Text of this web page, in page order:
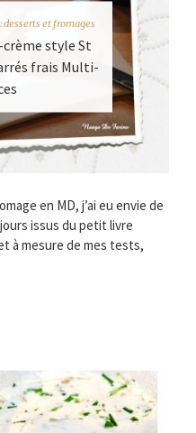
desserts et fromages
style St
frais Multi-
en MD, j’ai eu envie de
issus du petit livre
à mesure de mes tests,